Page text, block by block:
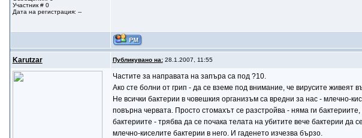
Участник # 0
Дата на регистрация: --
Karutzar Публикувано на:28.1.2007, 11:55
Частите за направата на запъра са под ?10.
Ако сте болни от грип - да се вземе под внимание, че вирусите живеят
Не всички бактерии в човешкия организъм са вредни за нас - млечно-
повърна червата. Просто стомахът се разстройва - няма ги
бактериите - трябва да се почака телата на убитите вече бактерии
млечно-киселите бактерии в него. И гаденето изчезва бързо.